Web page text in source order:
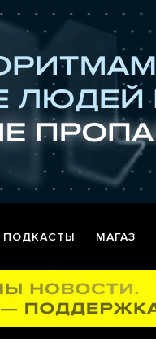
ПОДКАСТЫ МАГАЗ